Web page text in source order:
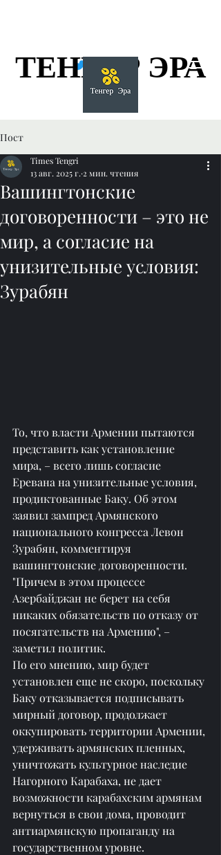
ТЕНГЕР ЭРА
ТЕНГЕР ЭРА
Пост
Вашингтонские
договоренности – это не
мир, а согласие на
унизительные условия:
Зурабян
Times Tengri
13 авг. 2025 г. 2 мин. чтения
То, что власти Армении пытаются
представить как установление
мира, – всего лишь согласие
Еревана на унизительные условия,
продиктованные Баку. Об этом
заявил зампред Армянского
национального конгресса Левон
Зурабян, комментируя
вашингтонские договоренности.
"Причем в этом процессе
Азербайджан не берет на себя
никаких обязательств по отказу от
посягательств на Армению", –
заметил политик.
По его мнению, мир будет
установлен еще не скоро, поскольку
Баку отказывается подписывать
мирный договор, продолжает
оккупировать территории Армении,
удерживать армянских пленных,
уничтожать культурное наследие
Нагорного Карабаха, не дает
возможности карабахским армянам
вернуться в свои дома, проводит
антиармянскую пропаганду на
государственном уровне.